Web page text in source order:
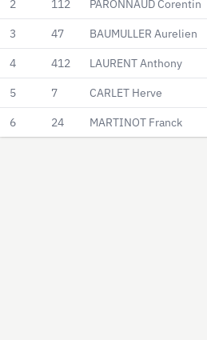
2 112 PARONNAUD Corentin
3 47 BAUMULLER Aurelien
4 412 LAURENT Anthony
5 7 CARLET Herve
6 24 MARTINOT Franck